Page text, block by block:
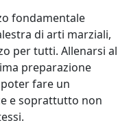
fondamentale
di arti marziali,
per tutti. Allenarsi al
preparazione
fare un
e soprattutto non